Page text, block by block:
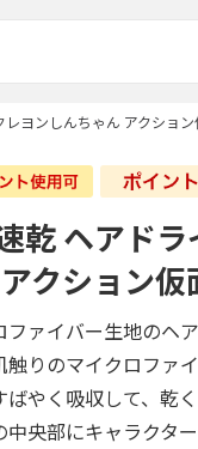
ヨンしんちゃん アクション
乾 ヘアド
クション仮
ファイバー生地のヘ
触りのマイクロファ
やく吸収して、乾く
央部にキャラクター